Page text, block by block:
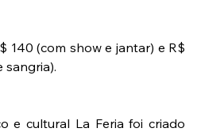
140 (com show e jantar) e R$
sangria).
e cultural La Feria foi criado